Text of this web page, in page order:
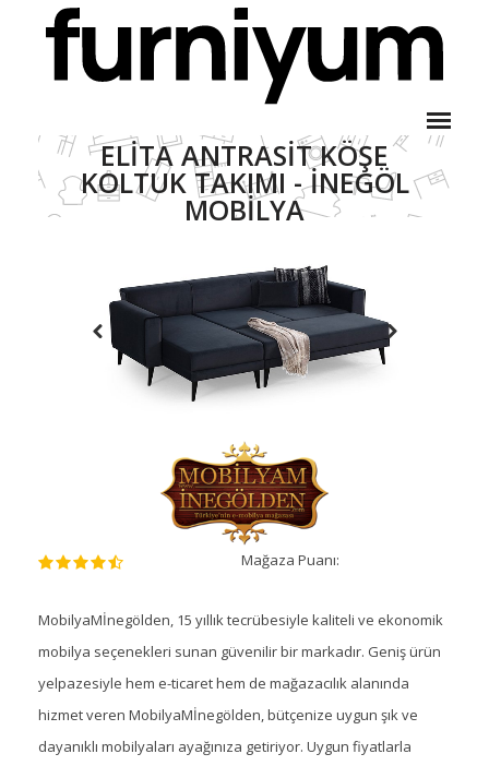
ELITA ANTRASIT KÖŞE
KOLTUK TAKIMI - İNEGÖL
MOBILYA
Takımı - İnegöl Mobilya
Mağaza Puanı:
MobilyaMİnegölden, 15 yıllık tecrübesiyle kaliteli ve ekonomik
mobilya seçenekleri sunan güvenilir bir markadır. Geniş ürün
yelpazesiyle hem e-ticaret hem de mağazacılık alanında
hizmet veren MobilyaMİnegölden, bütçenize uygun şık ve
dayanıklı mobilyaları ayağınıza getiriyor. Uygun fiyatlarla